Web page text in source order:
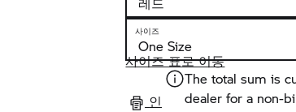
사이즈
사이즈 표로 이동
인
The total sum is
dealer for a non-